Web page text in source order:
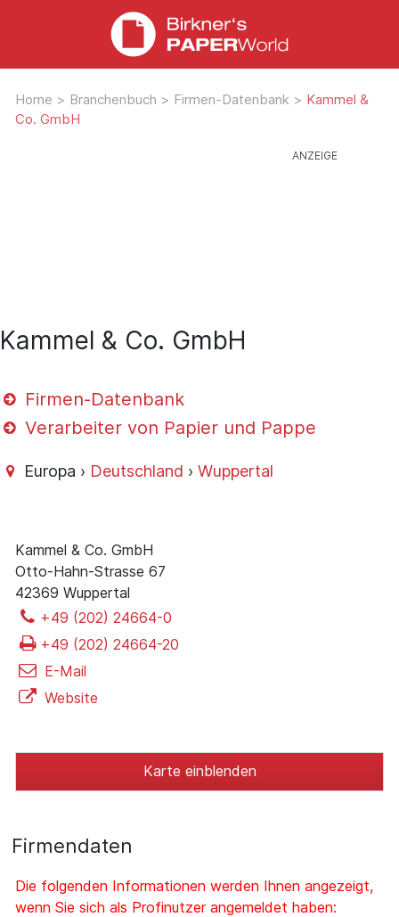
Home > Branchenbuch > Firmen-Datenbank > Kammel &
Co. GmbH
Kammel & Co. GmbH
Firmen-Datenbank
Verarbeiter von Papier und Pappe
Europa › Deutschland ›Wuppertal
Kammel & Co. GmbH
Otto-Hahn-Strasse 67
42369 Wuppertal
+49 (202) 24664-0
+49 (202) 24664-20
E-Mail
Website
Karte einblenden
Firmendaten
Die folgenden Informationen werden Ihnen angezeigt,
wenn Sie sich als Profinutzer angemeldet haben: